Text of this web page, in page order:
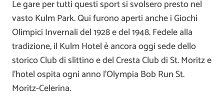
Le gare per tutti questi sport si svolsero presto nel
vasto Kulm Park. Qui furono aperti anche i Giochi
Olimpici Invernali del 1928 e del 1948. Fedele alla
tradizione, il Kulm Hotel è ancora oggi sede dello
storico Club di slittino e del Cresta Club di St. Moritz e
l’hotel ospita ogni anno l’Olympia Bob Run St.
Moritz-Celerina.